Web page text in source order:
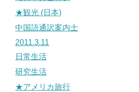
★観光 (日本)
中国語通訳案内士
2011.3.11
日常生活
研究生活
★アメリカ旅行